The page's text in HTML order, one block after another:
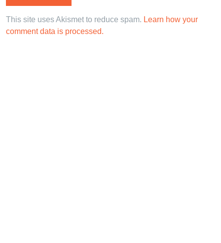
This site uses Akismet to reduce spam. Learn how your
comment data is processed.